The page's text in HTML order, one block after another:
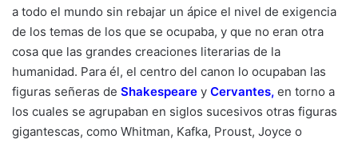
a todo el mundo sin rebajar un ápice el nivel de exigencia
de los temas de los que se ocupaba, y que no eran otra
cosa que las grandes creaciones literarias de la
humanidad. Para él, el centro del canon lo ocupaban las
figuras señeras de Shakespeare y Cervantes, en torno a
los cuales se agrupaban en siglos sucesivos otras figuras
gigantescas, como Whitman, Kafka, Proust, Joyce o